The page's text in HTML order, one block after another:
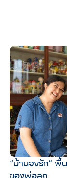
“บ้านจงรัก” พื้
ของพ่อลูก